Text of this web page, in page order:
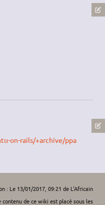
on-rails/+archive/ppa
: Le 13/01/2017, 09:21 de L'Africain
de ce wiki est placé sous les